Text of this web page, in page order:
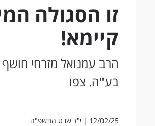
זו הסגולה
קיימא!
הרב עמנואל מזרחי
בע"ה. צפו
12/02/25 | י"ד שבט התשפ"ה